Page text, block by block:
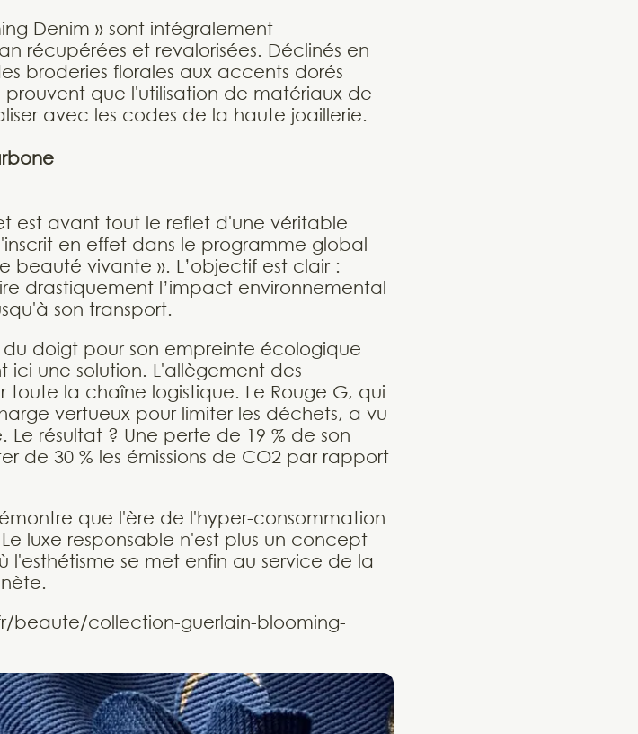
Denim » sont intégralement
récupérées et revalorisées. Déclinés en
broderies florales aux accents dorés
que l'utilisation de matériaux de
avec les codes de la haute joaillerie.
est avant tout le reflet d'une véritable
en effet dans le programme global
beauté vivante ». L’objectif est clair :
drastiquement l’impact environnemental
son transport.
doigt pour son empreinte écologique
une solution. L'allègement des
la chaîne logistique. Le Rouge G, qui
vertueux pour limiter les déchets, a vu
résultat ? Une perte de 19 % de son
de 30 % les émissions de CO2 par rapport
que l'ère de l'hyper-consommation
luxe responsable n'est plus un concept
se met enfin au service de la
beaute/collection-guerlain-blooming-